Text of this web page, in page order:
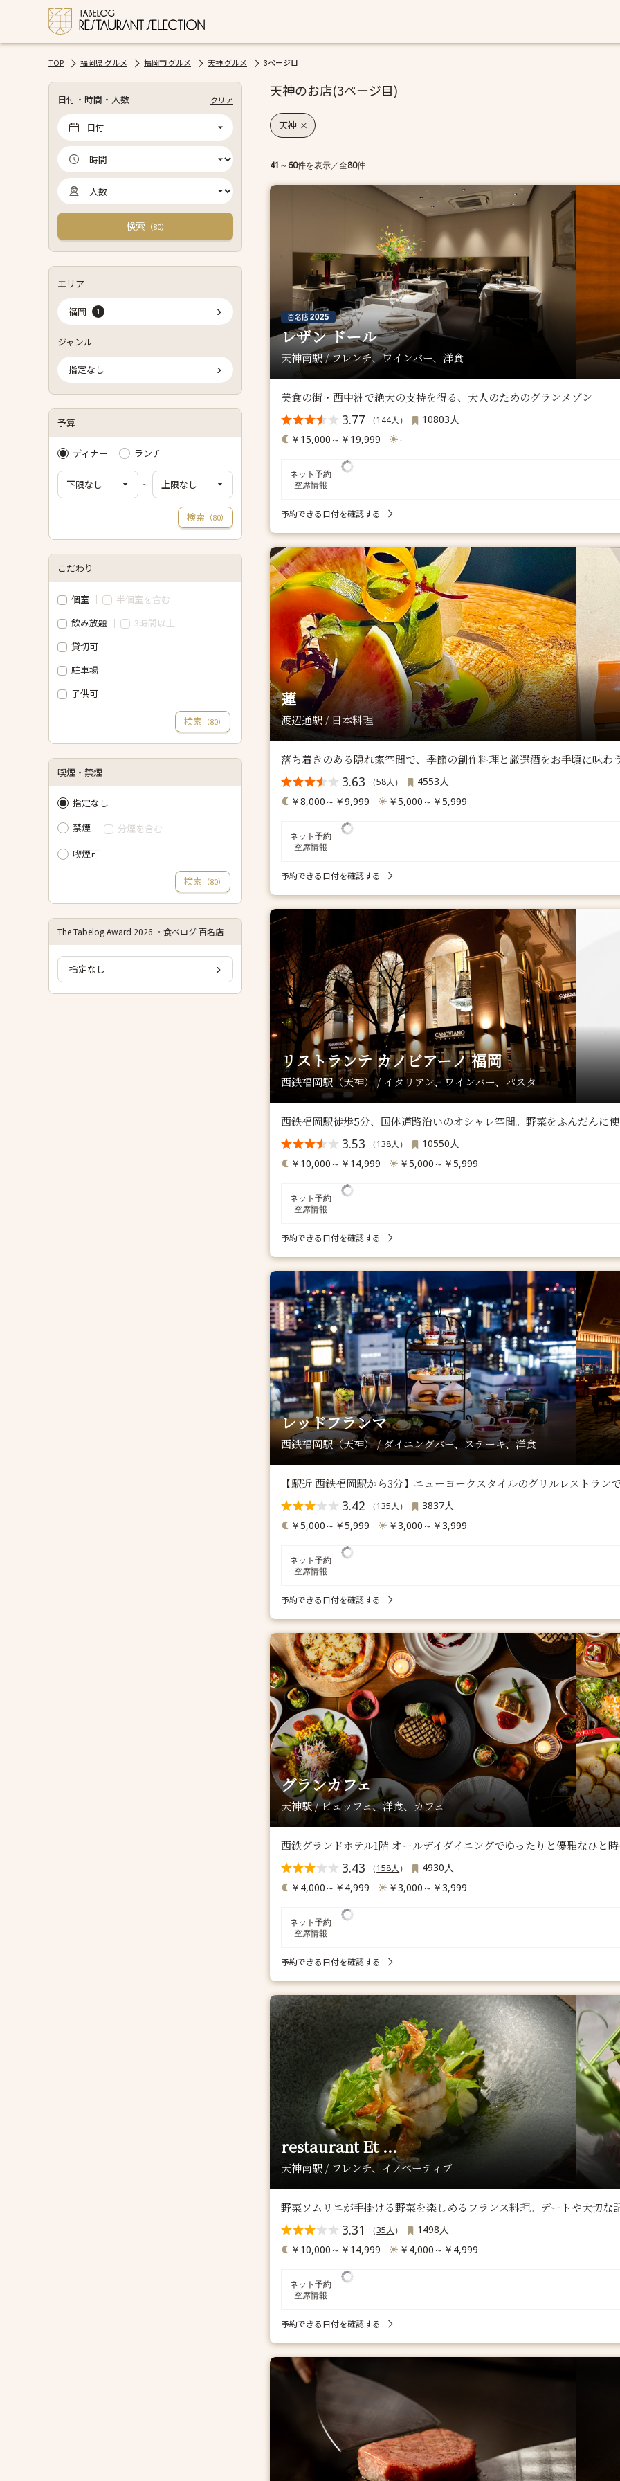
TOP 福岡県 グルメ 福岡市 グルメ 天神 グルメ 3ページ目
日付・時間・人数 クリア
日付
検索 （80）
エリア
福岡 1
ジャンル
指定なし
予算
ディナー ランチ
~
検索 （80）
こだわり
個室
半個室を含む
飲み放題
3時間以上
貸切可
駐車場
子供可
検索 （80）
喫煙・禁煙
指定なし
禁煙
分煙を含む
喫煙可
検索 （80）
The Tabelog Award 2026 ・食べログ 百名店
指定なし
天神のお店(3ページ目)
天神
41 ～60件を表示／全80件
レザン ドール
天神南駅 / フレンチ、ワインバー、洋食
美食の街・西中洲で絶大の支持を得る、大人のためのグランメゾン
3.77 （144人 ）
10803人
￥15,000～￥19,999
-
ネット予約
空席情報
予約できる日付を確認する
蓮
渡辺通駅 / 日本料理
落ち着きのある隠れ家空間で、季節の創作料理と厳選酒をお手頃に味
3.63 （58人 ）
4553人
￥8,000～￥9,999
￥5,000～￥5,999
ネット予約
空席情報
予約できる日付を確認する
リストランテ カノビアーノ 福岡
西鉄福岡駅（天神） / イタリアン、ワインバー、パスタ
西鉄福岡駅徒歩5分、国体道路沿いのオシャレ空間。野菜をふんだんに
3.53 （138人 ）
10550人
￥10,000～￥14,999
￥5,000～￥5,999
ネット予約
空席情報
予約できる日付を確認する
レッドフランマ
西鉄福岡駅（天神） / ダイニングバー、ステーキ、洋食
【駅近 西鉄福岡駅から3分】ニューヨークスタイルのグリルレストラン
3.42 （135人 ）
3837人
￥5,000～￥5,999
￥3,000～￥3,999
ネット予約
空席情報
予約できる日付を確認する
グランカフェ
天神駅 / ビュッフェ、洋食、カフェ
西鉄グランドホテル1階 オールデイダイニングでゆったりと優雅なひと
3.43 （158人 ）
4930人
￥4,000～￥4,999
￥3,000～￥3,999
ネット予約
空席情報
予約できる日付を確認する
restaurant Et ...
天神南駅 / フレンチ、イノベーティブ
野菜ソムリエが手掛ける野菜を楽しめるフランス料理。デートや大切な
3.31 （35人 ）
1498人
￥10,000～￥14,999
￥4,000～￥4,999
ネット予約
空席情報
予約できる日付を確認する